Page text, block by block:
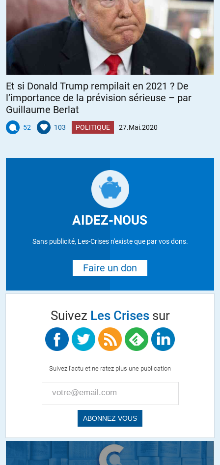
Et si Donald Trump rempilait en 2021 ? De
l’importance de la prévision sérieuse – par
Guillaume Berlat
52 103 POLITIQUE 27.Mai.2020
AIDEZ-NOUS
Sans publicité, Les-Crises n'existe que par vos dons.
Faire un don
Suivez Les Crisessur
Suivez l'actu et ne ratez plus une publication